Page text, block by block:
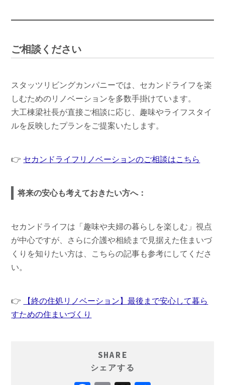
ご相談ください
スタッツリビングカンパニーでは、セカンドライフを楽
しむためのリノベーションを多数手掛けています。
大工棟梁社長が直接ご相談に応じ、趣味やライフスタイ
ルを反映したプランをご提案いたします。
👉 セカンドライフリノベーションのご相談はこちら
将来の安心も考えておきたい方へ：
セカンドライフは「趣味や夫婦の暮らしを楽しむ」視点
が中心ですが、さらに介護や相続まで見据えた住まいづ
くりを知りたい方は、こちらの記事も参考にしてくださ
い。
👉
【終の住処リノベーション】最後まで安心して暮ら
すための住まいづくり
SHARE
シェアする